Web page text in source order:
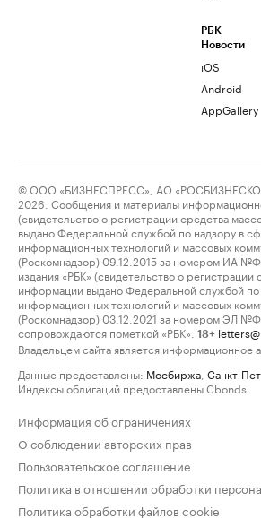
РБК
Новости
iOS
Android
AppGallery
© ООО «БИЗНЕСПРЕСС», АО
2026. Сообщения и материалы
(свидетельство о регистрации средства
выдано Федеральной службой по надзору в
информационных технологий и массовых
(Роскомнадзор) 09.12.2015 за номером ИА
издания «РБК» (свидетельство о регистрации
информации выдано Федеральной службой по
информационных технологий и массовых
(Роскомнадзор) 03.12.2021 за номером ЭЛ
сопровождаются пометкой «РБК».
18+
Владельцем сайта является информационное
Данные предоставлены: Мосбиржа Санкт-
Индексы облигаций предоставлены Cbonds.
Информация об ограничениях
О соблюдении авторских прав
Пользовательское соглашение
Политика в отношении обработки
Политика обработки файлов cookie